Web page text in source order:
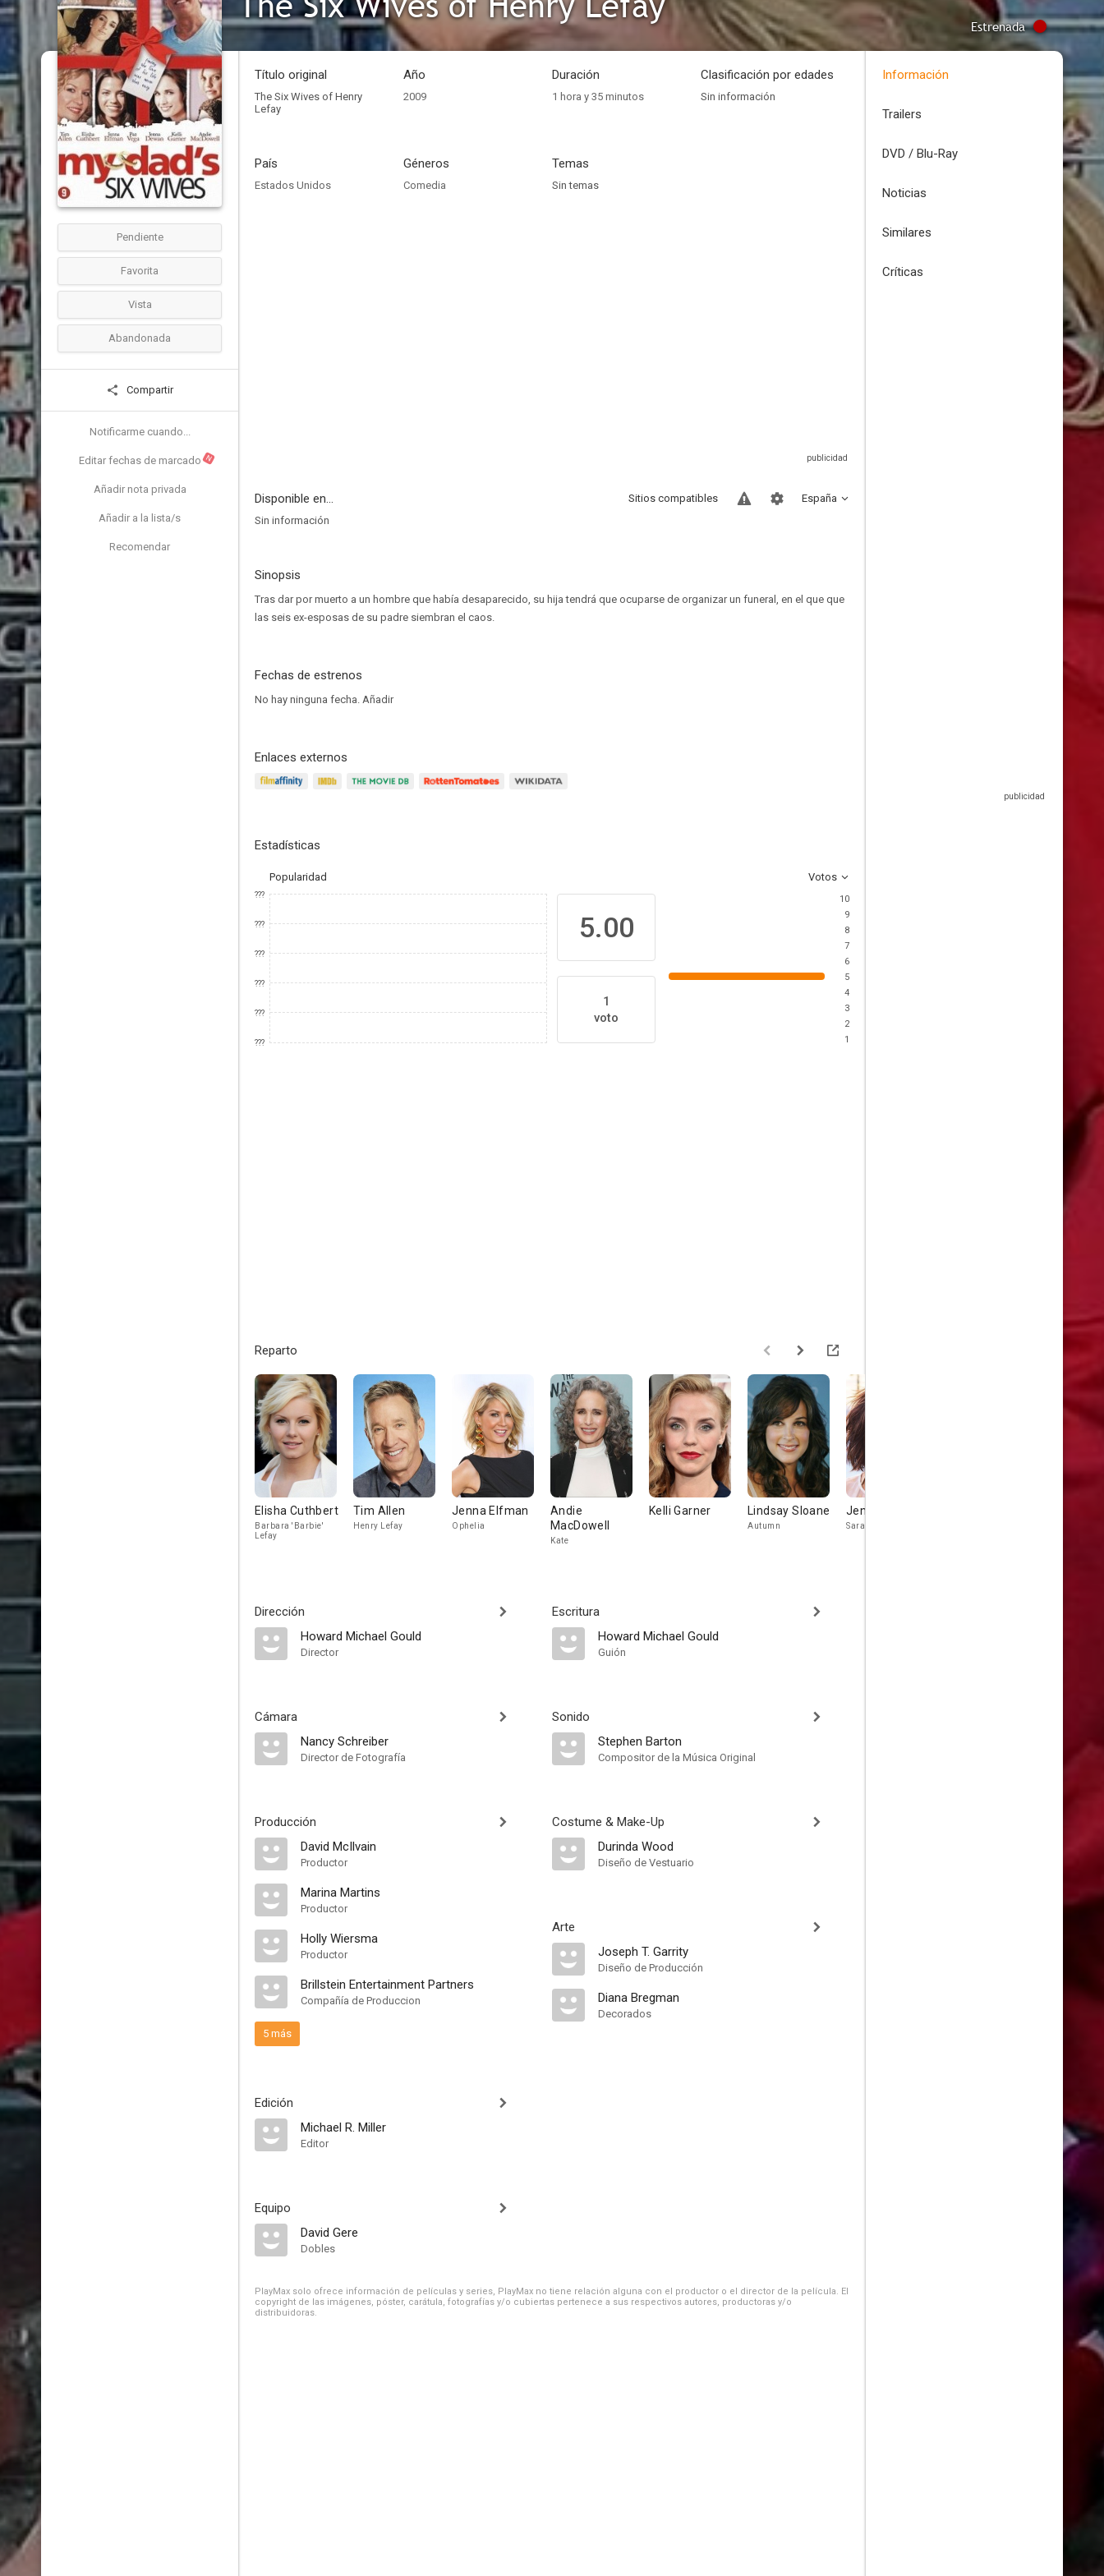
Estrenada
Pendiente
Favorita
Vista
Abandonada
Compartir
Notificarme cuando...
Editar fechas de marcado N
Añadir nota privada
Añadir a la lista/s
Recomendar
Título original
The Six Wives of Henry
Lefay
Año
2009
Duración
1 hora y 35 minutos
Clasificación por edades
Sin información
País
Estados Unidos
Géneros
Comedia
Temas
Sin temas
Disponible en... España
Sitios compatibles
Sin información
Sinopsis
Tras dar por muerto a un hombre que había desaparecido, su hija tendrá que ocuparse de organizar un funeral, en el que que
las seis ex-esposas de su padre siembran el caos.
Fechas de estrenos
No hay ninguna fecha. Añadir
Enlaces externos
Estadísticas
Popularidad Votos
???
???
???
???
???
???
5.00
1
voto
10
9
8
7
6
5
4
3
2
1
Reparto
Elisha Cuthbert
Barbara 'Barbie'
Lefay
Tim Allen
Henry Lefay
Jenna Elfman
Ophelia
Andie
MacDowell
Kate
Kelli Garner Lindsay Sloane
Autumn
Jenna Dewan
Sarah Jane
Dirección
Howard Michael Gould
Director
Cámara
Nancy Schreiber
Director de Fotografía
Producción
David McIlvain
Productor
Marina Martins
Productor
Holly Wiersma
Productor
Brillstein Entertainment Partners
Compañía de Produccion
5 más
Edición
Michael R. Miller
Editor
Equipo
David Gere
Dobles
Escritura
Howard Michael Gould
Guión
Sonido
Stephen Barton
Compositor de la Música Original
Costume & Make-Up
Durinda Wood
Diseño de Vestuario
Arte
Joseph T. Garrity
Diseño de Producción
Diana Bregman
Decorados
PlayMax solo ofrece información de películas y series, PlayMax no tiene relación alguna con el productor o el director de la película. El
copyright de las imágenes, póster, carátula, fotografías y/o cubiertas pertenece a sus respectivos autores, productoras y/o
distribuidoras.
Información
Trailers
DVD / Blu-Ray
Noticias
Similares
Críticas